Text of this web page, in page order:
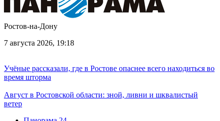
Ростов-на-Дону
7 августа 2026, 19:18
Учёные рассказали, где в Ростове опаснее всего находиться во
время шторма
Август в Ростовской области: зной, ливни и шквалистый
ветер